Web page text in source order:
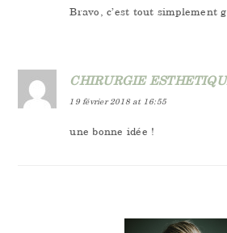
Bravo, c’est tout simplement
CHIRURGIE
19 février 2018 at 16:55
une bonne idée !